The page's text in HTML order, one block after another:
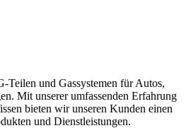
Teilen und Gassystemen für Autos,
Mit unserer umfassenden Erfahrung
bieten wir unseren Kunden einen
und Dienstleistungen.